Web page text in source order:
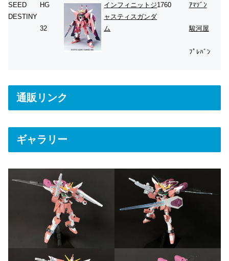
SEED
DESTINY
HG
32
インフィニットジ
ャスティスガンダ
ム
1760 ｱﾏｿﾞﾝ
駿河屋
ﾌﾟﾚﾊﾞﾝ
通販リンク
ギャラリー